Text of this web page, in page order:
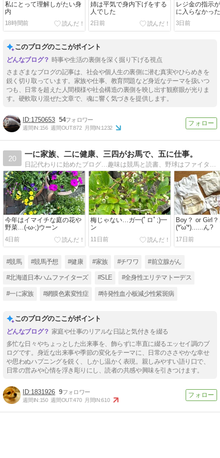
私にとって理解しがたい身
内
18時間前
姉は平気で身内下げをする
人でした
2日前
レジ金の指示
に入らなかっ
3日前
このブログのここがポイント
時事や生活の裏側を深く掘り下げる視点
さまざまなブログの記事は、社会や個人生の裏側に潜む真実やひらめきを
鋭く切り取っています。家族や仕事、教育問題など身近なテーマを扱いつ
つも、日常を超えた人間模様や社会構造の裏側を映し出す観察眼が光りま
す。硬軟取り混ぜた文章で、魂に響く気づきを提供します。
1750653 54
週間IN:156 週間OUT:872 月間IN:1232
20
一に家族、二に健康、三四がお馬で、五に仕事。
今年はイマイチな庭の花や
野菜…(-ω-;)ウーン
4日前
梅じゃない…ガ━(ﾟロﾟ;)━
ン
11日前
Boy？ or Girl
(*'ω'*)......ん?
17日前
#競馬 #競馬予想 #健康 #家族 #チワワ #前立腺がん
#北海道日本ハムファイターズ #SLE #全身性エリテマトーデス
#一に家族 #網膜色素変性症 #特発性血小板減少性紫斑病
このブログのここがポイント
家庭や仕事のリアルな日誌と気付きを綴る
多忙な日々やちょっとした出来事を、飾らずに率直に綴るエッセイ調のブ
ログです。身近な出来事や季節の変化をテーマに、日常のささやかな幸せ
や思わぬハプニングを鋭く、しかし温かく表現。親しみやすい語り口で、
日常の営みや心情を浮き彫りにし、読者の共感や興味を引きつけます。
1831926 9
週間IN:150 週間OUT:470 月間IN:610